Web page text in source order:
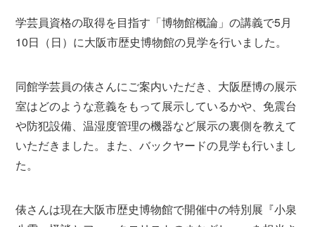
学芸員資格の取得を目指す「博物館概論」の講義で5月
10日（日）に大阪市歴史博物館の見学を行いました。
同館学芸員の俵さんにご案内いただき、大阪歴博の展示
室はどのような意義をもって展示しているかや、免震台
や防犯設備、温湿度管理の機器など展示の裏側を教えて
いただきました。また、バックヤードの見学も行いまし
た。
俵さんは現在大阪市歴史博物館で開催中の特別展『小泉